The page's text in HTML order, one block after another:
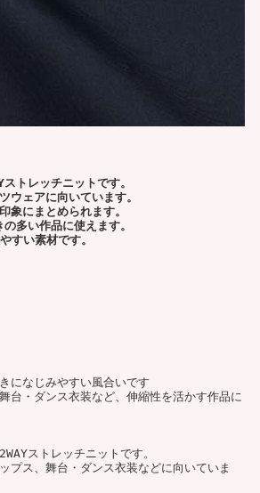
トレッチニットです。
ウェアに向いています。
象にまとめられます。
多い作品に使えます。
すい素材です。
になじみやすい風合いです
台・ダンス衣装など、伸縮性を活かす作品に
ストレッチニットです。
プス、舞台・ダンス衣装などに向いていま